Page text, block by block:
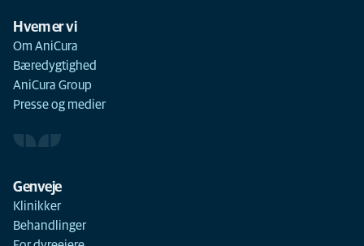
Hvem er vi
Om AniCura
Bæredygtighed
AniCura Group
Presse og medier
Genveje
Klinikker
Behandlinger